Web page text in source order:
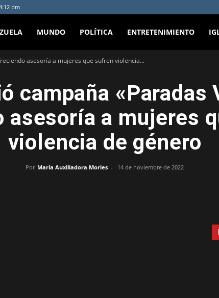
pm
MUNDO POLÍTICA ENTRETENIMIENTO
asesoría a mujeres que sufren violencia...
campaña «Paradas
asesoría a mujeres
violencia de género
Por María Auxiliadora Morles - 14 de noviembre de 2022